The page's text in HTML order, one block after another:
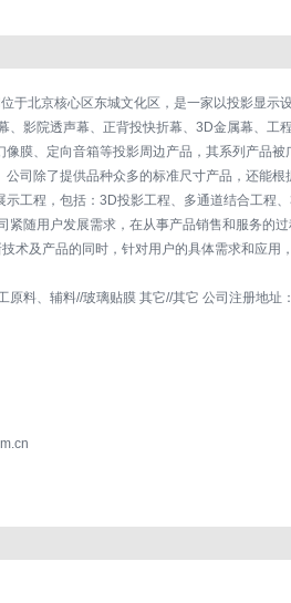
于北京核心区东城文化区，是一家以投影显示
、影院透声幕、正背投快折幕、3D金属幕、工
膜、定向音箱等投影周边产品，其系列产品被
司除了提供品种众多的标准尺寸产品，还能根
工程，包括：3D投影工程、多通道结合工程
紧随用户发展需求，在从事产品销售和服务的
术及产品的同时，针对用户的具体需求和应用
原料、辅料//玻璃贴膜 其它//其它 公司注册地址